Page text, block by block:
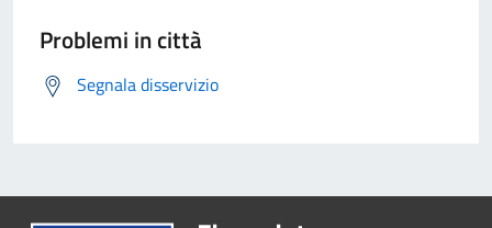
Problemi in città
Segnala disservizio